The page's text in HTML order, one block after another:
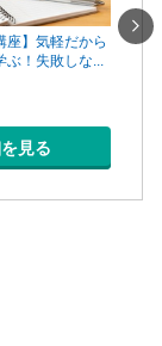
座】気軽だから
ぶ！失敗しな...
見る
【オ